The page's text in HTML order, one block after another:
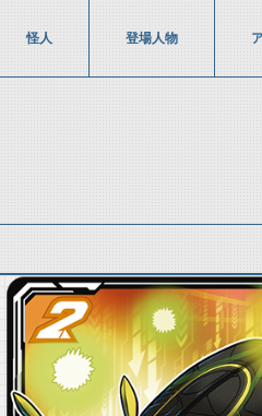
怪人 登場人物